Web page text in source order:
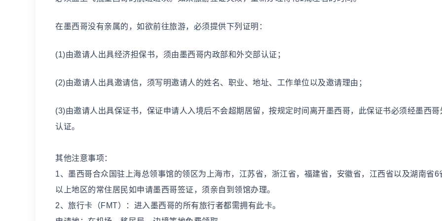
在墨西哥没有亲属的，如欲前往旅游，必须提供下列证明：
(1)由邀请人出具经济担保书，须由墨西哥内政部和外交部认证；
(2)由邀请人出具邀请信，须写明邀请人的姓名、职业、地址、工作单位以及邀请理由；
(3)由邀请人出具保证书，保证申请人入境后不会超期居留，按规定时间离开墨西哥，此保证书必须经墨西哥
认证。
其他注意事项：
1、墨西哥合众国驻上海总领事馆的领区为上海市，江苏省，浙江省，福建省，安徽省，江西省以及湖南省6
以上地区的常住居民如申请墨西哥签证，须亲自到领馆办理。
2、旅行卡（FMT）：进入墨西哥的所有旅行者都需拥有此卡。